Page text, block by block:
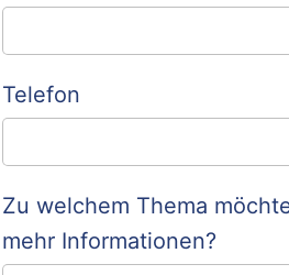
Telefon
Zu welchem Thema
mehr Informationen?